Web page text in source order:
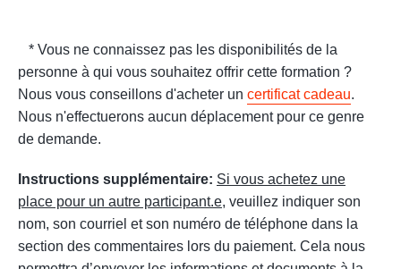
* Vous ne connaissez pas les disponibilités de la
personne à qui vous souhaitez offrir cette formation ?
Nous vous conseillons d'acheter un certificat cadeau.
Nous n'effectuerons aucun déplacement pour ce genre
de demande.
Instructions supplémentaire: Si vous achetez une
place pour un autre participant.e, veuillez indiquer son
nom, son courriel et son numéro de téléphone dans la
section des commentaires lors du paiement. Cela nous